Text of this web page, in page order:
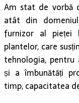
Am stat de vorbă
atât din
furnizor al pieței
plantelor, care
tehnologia, pentru
și a îmbunătăți
timp, capacitatea